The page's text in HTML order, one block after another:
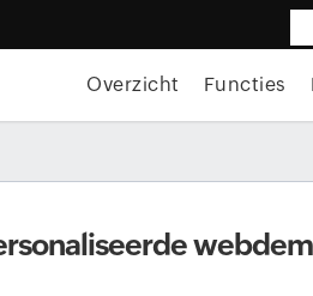
Overzicht Functies